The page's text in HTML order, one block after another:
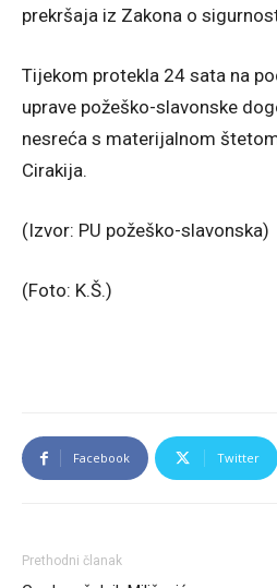
prekršaja iz Zakona o
Tijekom protekla 24 sata na
uprave požeško-slavonske
nesreća s materijalnom
Cirakija.
(Izvor: PU požeško-slavonska)
(Foto: K.Š.)
Facebook Twitter
Prethodni članak